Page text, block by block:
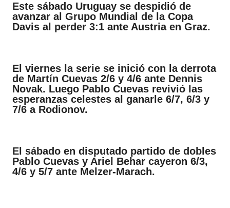
t
e
t
s
p
c
e
o
k
o
m
r
t
i
Este sábado Uruguay se despidió de
avanzar al Grupo Mundial de la Copa
Davis al perder 3:1 ante Austria en Graz.
El viernes la serie se inició con la derrota
de Martín Cuevas 2/6 y 4/6 ante Dennis
Novak. Luego Pablo Cuevas revivió las
esperanzas celestes al ganarle 6/7, 6/3 y
7/6 a Rodionov.
El sábado en disputado partido de dobles
Pablo Cuevas y Ariel Behar cayeron 6/3,
4/6 y 5/7 ante Melzer-Marach.